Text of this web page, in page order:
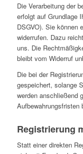
Die Verarbeitung der
erfolgt auf Grundlage
DSGVO). Sie können
widerrufen. Dazu
uns. Die
bleibt vom Widerruf
Die bei der
gespeichert, solange
werden anschließend
Aufbewahrungsfristen
Registrierung
Statt einer direkten